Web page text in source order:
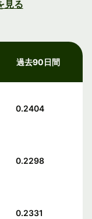
見る
過去90日間
0.2404
0.2298
0.2331